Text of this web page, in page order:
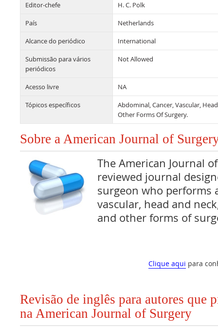
Editor-chefe H. C. Polk
País Netherlands
Alcance do periódico International
Submissão para vários
periódicos
Not Allowed
Acesso livre NA
Tópicos específicos
Abdominal, Cancer, Vascular,
Other Forms Of Surgery.
Sobre a American Journal of
The American Journal
reviewed journal
surgeon who performs
vascular, head and
and other forms of
Clique aqui para
Revisão de inglês para autores que
na American Journal of Surgery